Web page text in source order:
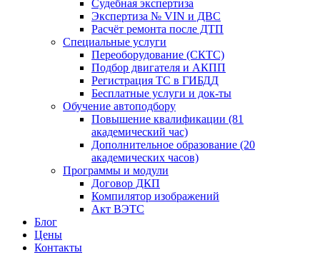
Судебная экспертиза
Экспертиза № VIN и ДВС
Расчёт ремонта после ДТП
Специальные услуги
Переоборудование (СКТС)
Подбор двигателя и АКПП
Регистрация ТС в ГИБДД
Бесплатные услуги и док-ты
Обучение автоподбору
Повышение квалификации (81
академический час)
Дополнительное образование (20
академических часов)
Программы и модули
Договор ДКП
Компилятор изображений
Акт ВЭТС
Блог
Цены
Контакты